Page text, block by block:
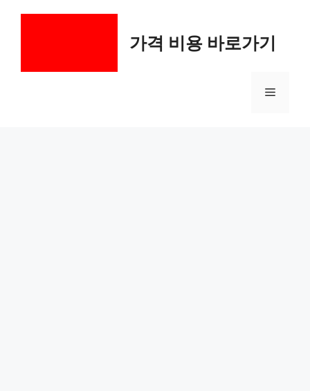
가격 비용 바로가기
메